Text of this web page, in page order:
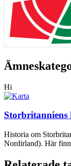
Hi
Storbritanniens
Historia om
Nordirland). Här